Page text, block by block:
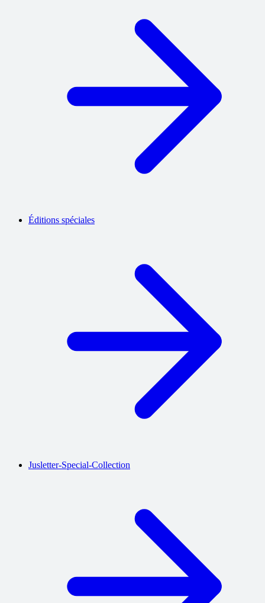
Éditions spéciales
Jusletter-Special-Collection